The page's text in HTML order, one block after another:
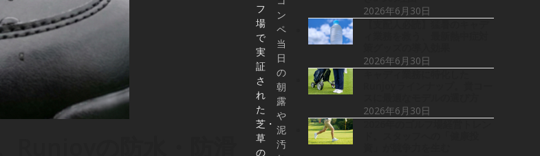
2026年6月30日
2026年6月30日
2026年6月30日
フ
場
で
実
証
さ
れ
た
芝・
草
の
ン
ペ
当
日
の
朝
露
や
泥
汚